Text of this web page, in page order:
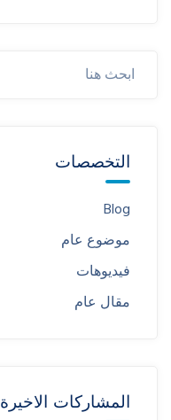
التخصصات
Blog
موضوع عام
فيديوهات
مقال عام
المشاركات الاخيرة